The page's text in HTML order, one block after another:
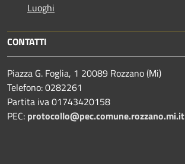
Luoghi
CONTATTI
Piazza G. Foglia, 1 20089 Rozzano (Mi)
Telefono: 0282261
Partita iva 01743420158
PEC: protocollo@pec.comune.rozzano.mi.it